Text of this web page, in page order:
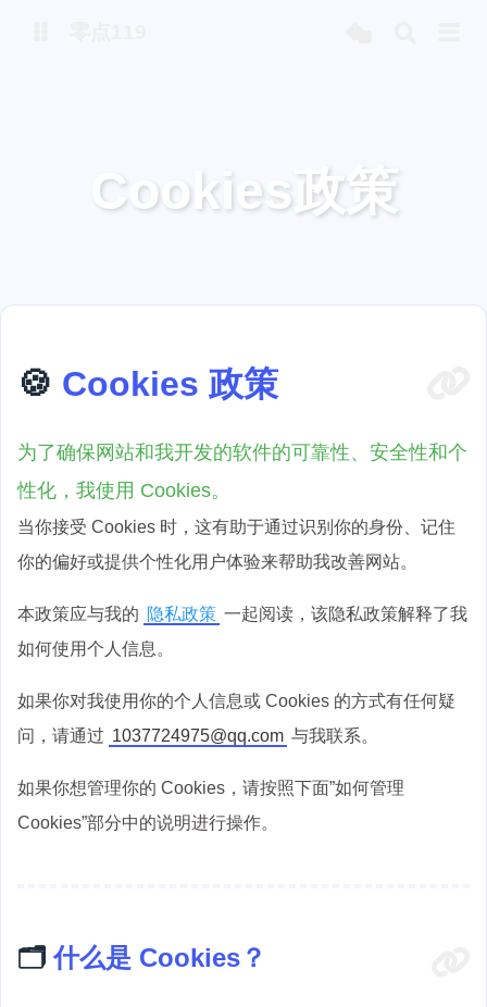
Cookies政策
🍪 Cookies 政策
为了确保网站和我开发的软件的可靠性、安全性和个
性化，我使用 Cookies。
当你接受 Cookies 时，这有助于通过识别你的身份、记住
你的偏好或提供个性化用户体验来帮助我改善网站。
本政策应与我的 隐私政策 一起阅读，该隐私政策解释了我
如何使用个人信息。
如果你对我使用你的个人信息或 Cookies 的方式有任何疑
问，请通过 1037724975@qq.com 与我联系。
如果你想管理你的 Cookies，请按照下面”如何管理
Cookies”部分中的说明进行操作。
🗂️什么是 Cookies？